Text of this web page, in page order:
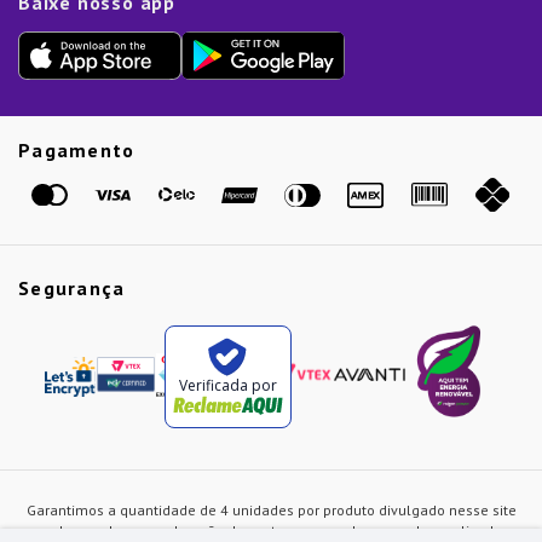
Lista de Presentes
Dia dos Pais
Presente de Natal
Pagamento
Segurança
Verificada por
Garantimos a quantidade de 4 unidades por produto divulgado nesse site
ou de acordo com a duração dos estoques, sendo as vendas realizadas